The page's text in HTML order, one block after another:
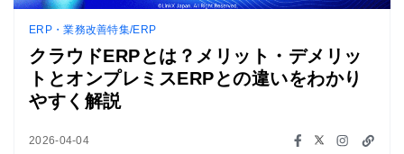
ERP・業務改善特集/ERP
クラウドERPとは？メリット・デメリッ
トとオンプレミスERPとの違いをわかり
やすく解説
2026-04-04